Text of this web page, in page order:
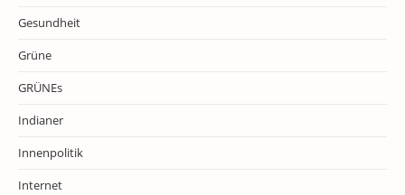
Gesundheit
Grüne
GRÜNEs
Indianer
Innenpolitik
Internet